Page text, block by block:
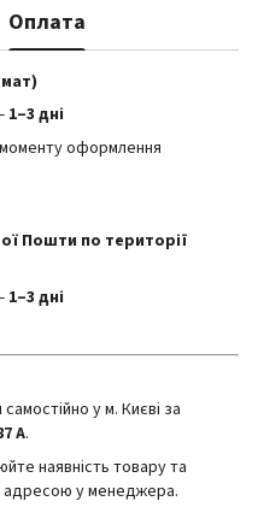
Оплата
1–3 дні
моменту оформлення
Пошти по території
1–3 дні
у м. Києві за
А.
наявність товару та
адресою у менеджера.